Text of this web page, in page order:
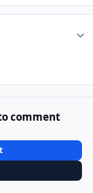
comment